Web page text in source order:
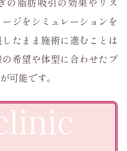
ジをシミュレーションを
たまま施術に進むことは
希望や体型に合わせたプ
可能です。